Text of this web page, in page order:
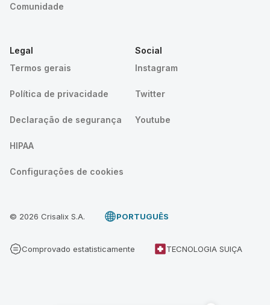
Comunidade
Legal
Termos gerais
Política de privacidade
Declaração de segurança
HIPAA
Configurações de cookies
Social
Instagram
Twitter
Youtube
© 2026 Crisalix S.A. PORTUGUÊS
Comprovado estatisticamente TECNOLOGIA SUIÇA